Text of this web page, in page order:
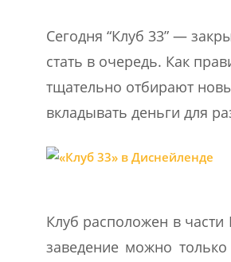
Сегодня “Клуб 33” —
стать в очередь. Как
тщательно отбирают
вкладывать деньги для
Клуб расположен в
заведение можно